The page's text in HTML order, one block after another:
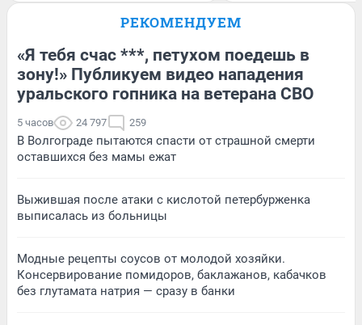
РЕКОМЕНДУЕМ
«Я тебя счас ***, петухом поедешь в
зону!» Публикуем видео нападения
уральского гопника на ветерана СВО
5 часов 24 797 259
В Волгограде пытаются спасти от страшной смерти
оставшихся без мамы ежат
Выжившая после атаки с кислотой петербурженка
выписалась из больницы
Модные рецепты соусов от молодой хозяйки.
Консервирование помидоров, баклажанов, кабачков
без глутамата натрия — сразу в банки